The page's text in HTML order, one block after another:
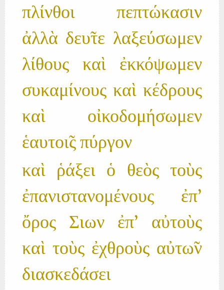
πλίνθοι πεπτώκασιν
ἀλλὰ δευ̃τε λαξεύσωμεν
λίθους καὶ ἐκκόψωμεν
συκαμίνους καὶ κέδρους
καὶ οἰκοδομήσωμεν
ἑαυτοι̃ς πύργον
καὶ ῥάξει ὁ θεὸς τοὺς
ἐπανιστανομένους ἐπ'
ὄρος Σιων ἐπ' αὐτοὺς
καὶ τοὺς ἐχθροὺς αὐτω̃ν
διασκεδάσει